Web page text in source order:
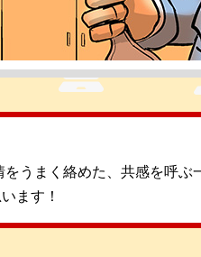
うまく絡めた、共感を呼ぶ
ます！